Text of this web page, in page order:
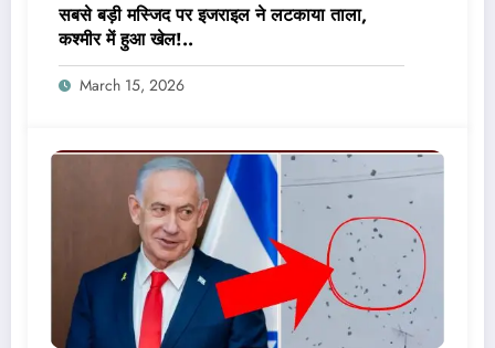
सबसे बड़ी मस्जिद पर इजराइल ने लटकाया ताला,
कश्मीर में हुआ खेल!..
March 15, 2026